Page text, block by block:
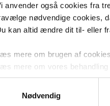
anvender også cookies fra
nødvendige cookies,
kan altid ændre dit til- eller
mere om brugen af
mere om vores
Nødvendig